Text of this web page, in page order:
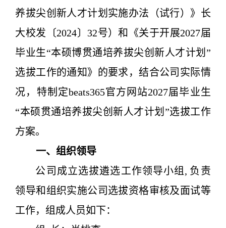
养拔尖创新人才计划实施办法（试行）》长
大校发 〔2024〕 32号）和《关于开展2027届
毕业生“本硕博贯通培养拔尖创新人才计划”
选拔工作的通知》的要求，结合公司实际情
况，特制定beats365官方网站2027届毕业生
“本硕贯通培养拔尖创新人才计划”选拔工作
方案。
一、组织领导
公司成立选拔遴选工作领导小组, 负责
领导和组织实施公司选拔资格审核及面试等
工作，组成人员如下：